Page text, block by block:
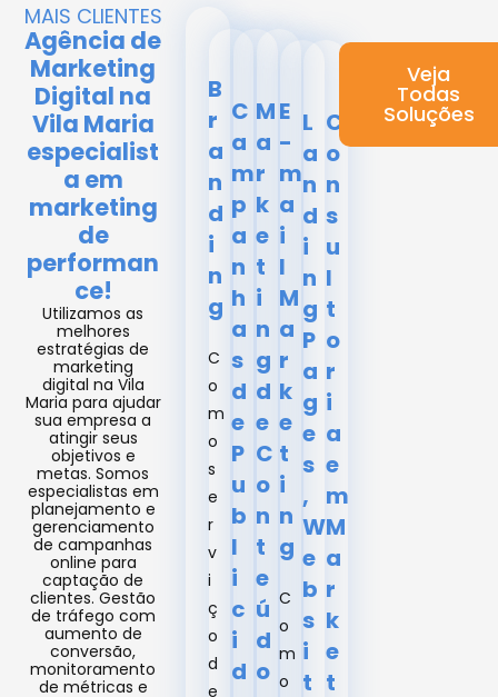
MAIS CLIENTES
Agência de
Marketing
Digital na
Vila Maria
especialist
a em
marketing
de
performan
ce!
Utilizamos as
melhores
estratégias de
marketing
digital na Vila
Maria para ajudar
sua empresa a
atingir seus
objetivos e
metas. Somos
especialistas em
planejamento e
gerenciamento
de campanhas
online para
captação de
clientes. Gestão
de tráfego com
aumento de
conversão,
monitoramento
de métricas e
B
r
a
n
d
i
n
g
C
o
m
o
s
e
r
v
i
ç
o
d
e
C
a
m
p
a
n
h
a
s
d
e
P
u
b
l
i
c
i
d
M
a
r
k
e
t
i
n
g
d
e
C
o
n
t
e
ú
d
o
E
-
m
a
i
l
M
a
r
k
e
t
i
n
g
C
o
m
o
L
a
n
d
i
n
g
P
a
g
e
s
,
W
e
b
s
i
t
C
o
n
s
u
l
t
o
r
i
a
e
m
M
a
r
k
e
t
Veja
Todas
Soluções